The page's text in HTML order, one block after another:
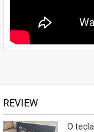
REVIEW
O